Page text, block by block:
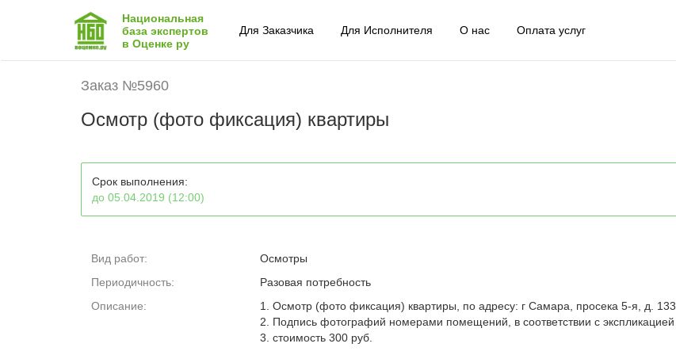
Национальная
база экспертов
в Оценке ру
Для Заказчика Для Исполнителя О нас Оплата услуг
Заказ №5960
Осмотр (фото фиксация) квартиры
Срок выполнения:
до 05.04.2019 (12:00)
Вид работ:
Осмотры
Периодичность:
Разовая потребность
Описание:
1. Осмотр (фото фиксация) квартиры, по адресу: г Самара, просека 5-я, д. 133
2. Подпись фотографий номерами помещений, в соответствии с экспликацией
3. стоимость 300 руб.